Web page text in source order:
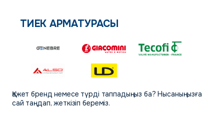
ТИЕК АРМАТУРАСЫ
Қажет бренд немесе түрді таппадыңыз ба? Нысаныңызға
сай таңдап, жеткізіп береміз.